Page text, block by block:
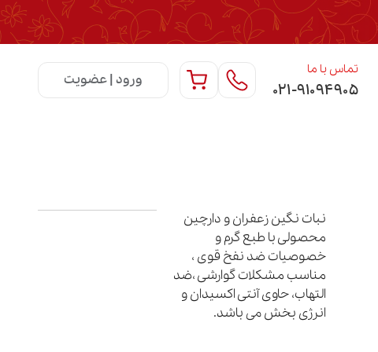
تماس با ما
۰۲۱-۹۱۰۹۴۹۰۵ ورود | عضویت
نبات نگین زعفران و دارچین
محصولی با طبع گرم و
خصوصیات ضد نفخ قوی ،
مناسب مشکلات گوارشی ،ضد
التهاب، حاوی آنتی اکسیدان و
انرژی بخش می باشد.